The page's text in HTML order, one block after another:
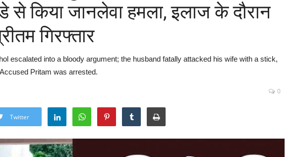
से किया जानलेवा हमला, इलाज के दौरान
गिरफ्तार
escalated into a bloody argument; the husband fatally attacked his wife with a stick,
Pritam was arrested.
0
Twitter